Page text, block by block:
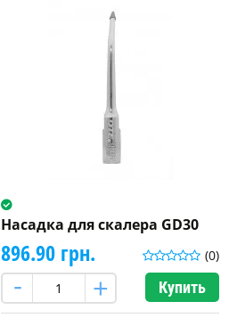
Насадка для скалера GD30
(0)
896.90 грн.
Купить